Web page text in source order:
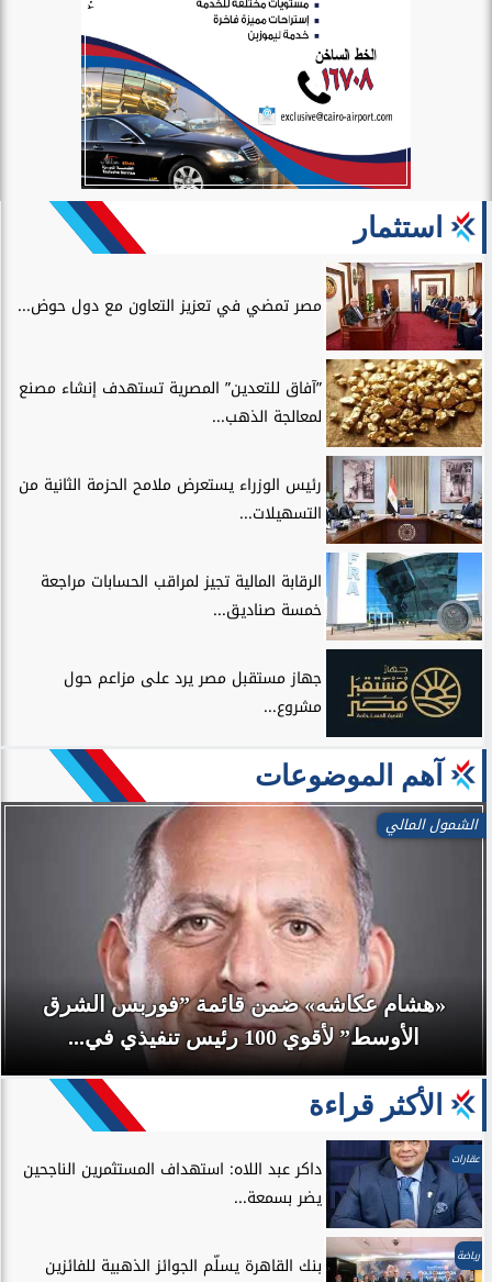
استثمار
مصر تمضي في تعزيز التعاون مع دول حوض...
”آفاق للتعدين” المصرية تستهدف إنشاء مصنع
لمعالجة الذهب...
رئيس الوزراء يستعرض ملامح الحزمة الثانية من
التسهيلات...
الرقابة المالية تجيز لمراقب الحسابات مراجعة
خمسة صناديق...
جهاز مستقبل مصر يرد على مزاعم حول
مشروع...
آهم الموضوعات
الشمول المالي
«هشام عكاشه» ضمن قائمة ”فوربس الشرق
الأوسط” لأقوي 100 رئيس تنفيذي في...
الأكثر قراءة
عقارات
داكر عبد اللاه: استهداف المستثمرين الناجحين
يضر بسمعة...
رياضة
بنك القاهرة يسلّم الجوائز الذهبية للفائزين